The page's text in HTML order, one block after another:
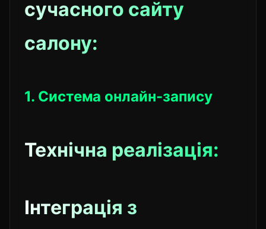
сучасного сайту
салону:
1. Система онлайн-запису
Технічна реалізація:
Інтеграція з